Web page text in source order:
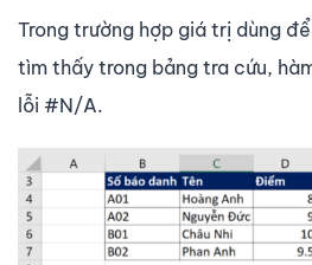
Trong trường hợp giá trị dùng
tìm thấy trong bảng tra cứu,
lỗi #N/A.